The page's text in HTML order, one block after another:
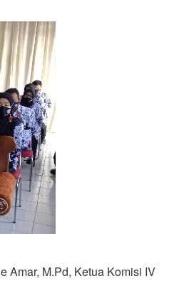
Amar, M.Pd, Ketua Komisi IV